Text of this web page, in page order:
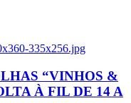
335x256.jpg
“VINHOS &
À FIL DE 14 A